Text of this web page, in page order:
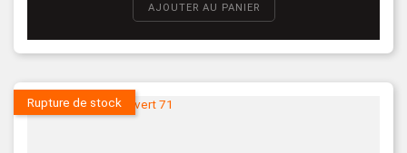
AJOUTER AU PANIER
Rupture de stock